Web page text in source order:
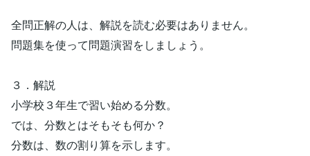
全問正解の人は、解説を読む必要はありません。
問題集を使って問題演習をしましょう。
３．解説
小学校３年生で習い始める分数。
では、分数とはそもそも何か？
分数は、数の割り算を示します。